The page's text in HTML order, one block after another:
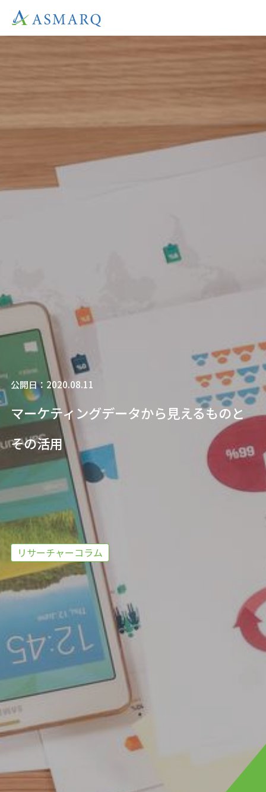
公開日：2020.08.11
マーケティングデータから見えるものと
その活用
リサーチャーコラム